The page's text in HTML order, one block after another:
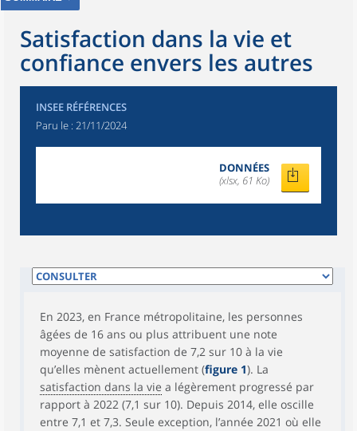
Satisfaction dans la vie et
confiance envers les autres
INSEE RÉFÉRENCES
Paru le : 21/11/2024
DONNÉES
(xlsx, 61 Ko)
En 2023, en France métropolitaine, les personnes
âgées de 16 ans ou plus attribuent une note
moyenne de satisfaction de 7,2 sur 10 à la vie
qu’elles mènent actuellement (figure 1). La
satisfaction dans la vie a légèrement progressé par
rapport à 2022 (7,1 sur 10). Depuis 2014, elle oscille
entre 7,1 et 7,3. Seule exception, l’année 2021 où elle